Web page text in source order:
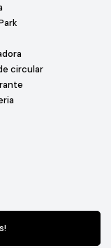
circular